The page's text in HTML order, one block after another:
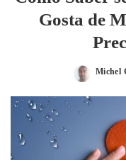
Gosta de
Posted
Michel